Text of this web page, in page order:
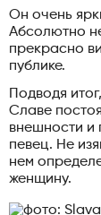
Он очень
Абсолютно
прекрасно
публике.
Подводя
Славе
внешности и
певец. Не
нем
женщину.